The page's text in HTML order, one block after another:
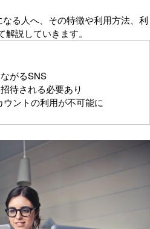
る人へ、その特徴や利用方法、利
説していきます。
がるSNS
待される必要あり
ントの利用が不可能に